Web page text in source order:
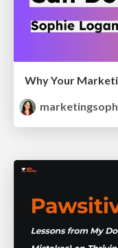
marketingsoph